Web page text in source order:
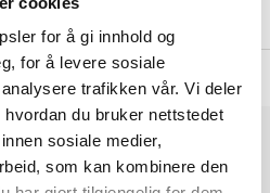
for å gi innhold og
for å levere sosiale
trafikken vår. Vi deler
du bruker nettstedet
sosiale medier,
som kan kombinere den